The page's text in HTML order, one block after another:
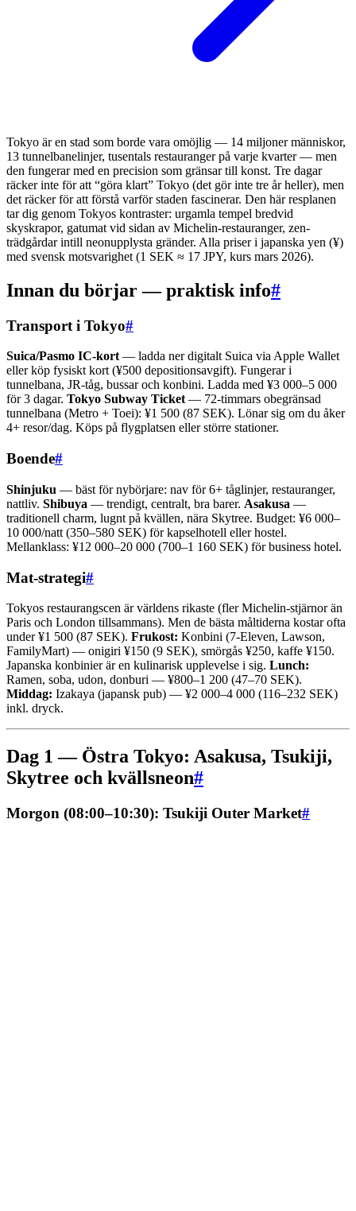
Tokyo är en stad som borde vara omöjlig — 14 miljoner människor,
13 tunnelbanelinjer, tusentals restauranger på varje kvarter — men
den fungerar med en precision som gränsar till konst. Tre dagar
räcker inte för att “göra klart” Tokyo (det gör inte tre år heller), men
det räcker för att förstå varför staden fascinerar. Den här resplanen
tar dig genom Tokyos kontraster: urgamla tempel bredvid
skyskrapor, gatumat vid sidan av Michelin-restauranger, zen-
trädgårdar intill neonupplysta gränder. Alla priser i japanska yen (¥)
med svensk motsvarighet (1 SEK ≈ 17 JPY, kurs mars 2026).
Innan du börjar — praktisk info#
Transport i Tokyo#
Suica/Pasmo IC-kort — ladda ner digitalt Suica via Apple Wallet
eller köp fysiskt kort (¥500 depositionsavgift). Fungerar i
tunnelbana, JR-tåg, bussar och konbini. Ladda med ¥3 000–5 000
för 3 dagar. Tokyo Subway Ticket — 72-timmars obegränsad
tunnelbana (Metro + Toei): ¥1 500 (87 SEK). Lönar sig om du åker
4+ resor/dag. Köps på flygplatsen eller större stationer.
Boende#
Shinjuku — bäst för nybörjare: nav för 6+ tåglinjer, restauranger,
nattliv. Shibuya — trendigt, centralt, bra barer. Asakusa —
traditionell charm, lugnt på kvällen, nära Skytree. Budget: ¥6 000–
10 000/natt (350–580 SEK) för kapselhotell eller hostel.
Mellanklass: ¥12 000–20 000 (700–1 160 SEK) för business hotel.
Mat-strategi#
Tokyos restaurangscen är världens rikaste (fler Michelin-stjärnor än
Paris och London tillsammans). Men de bästa måltiderna kostar ofta
under ¥1 500 (87 SEK). Frukost: Konbini (7-Eleven, Lawson,
FamilyMart) — onigiri ¥150 (9 SEK), smörgås ¥250, kaffe ¥150.
Japanska konbinier är en kulinarisk upplevelse i sig. Lunch:
Ramen, soba, udon, donburi — ¥800–1 200 (47–70 SEK).
Middag: Izakaya (japansk pub) — ¥2 000–4 000 (116–232 SEK)
inkl. dryck.
Dag 1 — Östra Tokyo: Asakusa, Tsukiji,
Skytree och kvällsneon#
Morgon (08:00–10:30): Tsukiji Outer Market#